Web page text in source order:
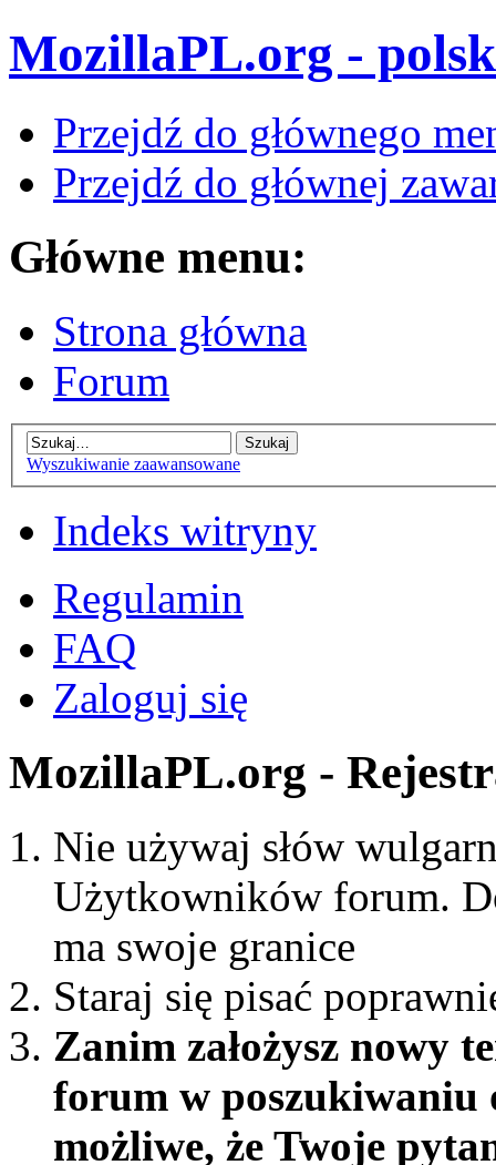
MozillaPL.org -
Przejdź do głównego
Przejdź do głównej
Główne menu:
Strona główna
Forum
Wyszukiwanie zaawansowane
Indeks witryny
Regulamin
FAQ
Zaloguj się
MozillaPL.org -
Nie używaj słów
Użytkowników forum.
ma swoje granice
Staraj się pisać
Zanim założysz nowy
forum w poszukiwaniu
możliwe, że Twoje